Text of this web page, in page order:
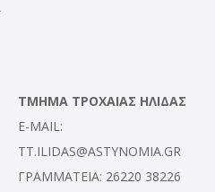
ΤΜΗΜΑ ΤΡΟΧΑΙΑΣ ΗΛΙΔΑΣ
E-MAIL:
TT.ILIDAS@ASTYNOMIA.GR
ΓΡΑΜΜΑΤΕΙΑ: 26220 38226